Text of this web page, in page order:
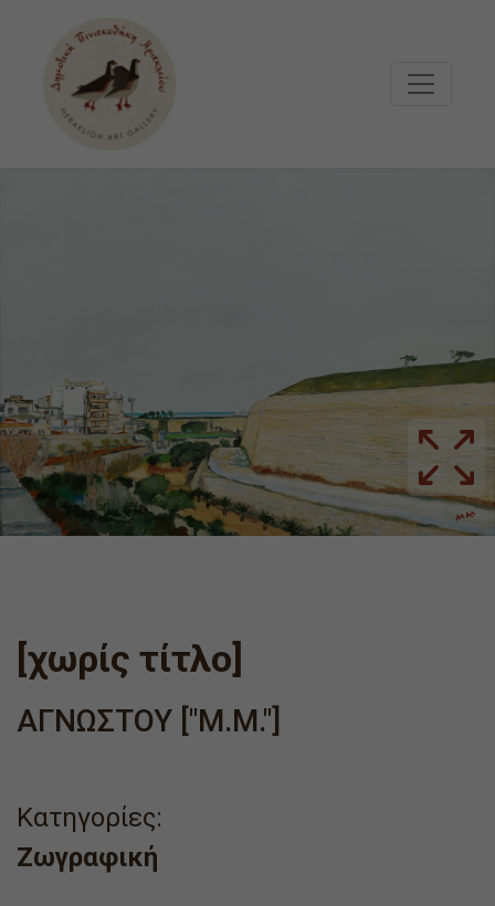
[χωρίς τίτλο]
ΑΓΝΩΣΤΟΥ ["Μ.Μ."]
Κατηγορίες:
Ζωγραφική